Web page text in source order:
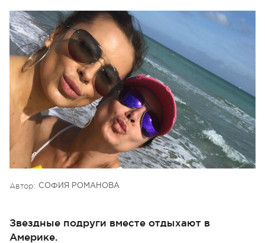
Автор: СОФИЯ РОМАНОВА
Звездные подруги вместе отдыхают в
Америке.